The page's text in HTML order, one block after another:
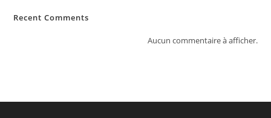
Recent Comments
Aucun commentaire à afficher.